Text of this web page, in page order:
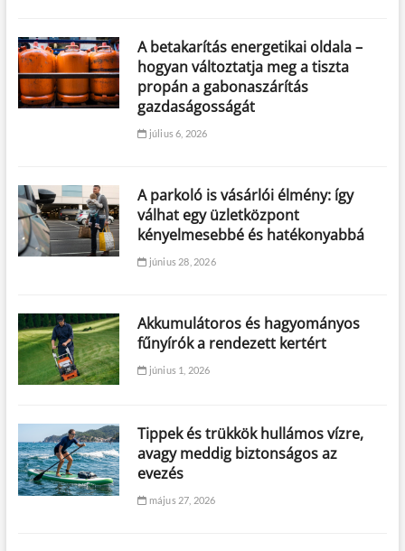
A betakarítás energetikai oldala –
hogyan változtatja meg a tiszta
propán a gabonaszárítás
gazdaságosságát
július 6, 2026
A parkoló is vásárlói élmény: így
válhat egy üzletközpont
kényelmesebbé és hatékonyabbá
június 28, 2026
Akkumulátoros és hagyományos
fűnyírók a rendezett kertért
június 1, 2026
Tippek és trükkök hullámos vízre,
avagy meddig biztonságos az
evezés
május 27, 2026